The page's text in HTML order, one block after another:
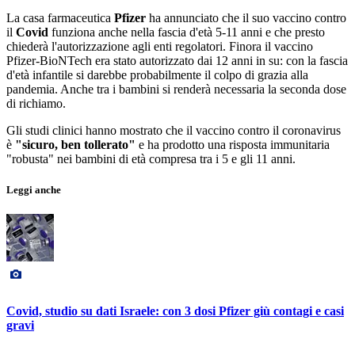
La casa farmaceutica Pfizer ha annunciato che il suo vaccino contro
il Covid funziona anche nella fascia d'età 5-11 anni e che presto
chiederà l'autorizzazione agli enti regolatori. Finora il vaccino
Pfizer-BioNTech era stato autorizzato dai 12 anni in su: con la fascia
d'età infantile si darebbe probabilmente il colpo di grazia alla
pandemia. Anche tra i bambini si renderà necessaria la seconda dose
di richiamo.
Gli studi clinici hanno mostrato che il vaccino contro il coronavirus
è "sicuro, ben tollerato" e ha prodotto una risposta immunitaria
"robusta" nei bambini di età compresa tra i 5 e gli 11 anni.
Leggi anche
Covid, studio su dati Israele: con 3 dosi Pfizer giù contagi e casi
gravi